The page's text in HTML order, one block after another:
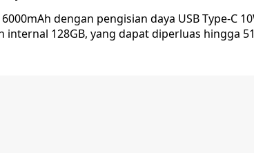
dengan pengisian daya USB Type-C
internal 128GB, yang dapat diperluas hingga